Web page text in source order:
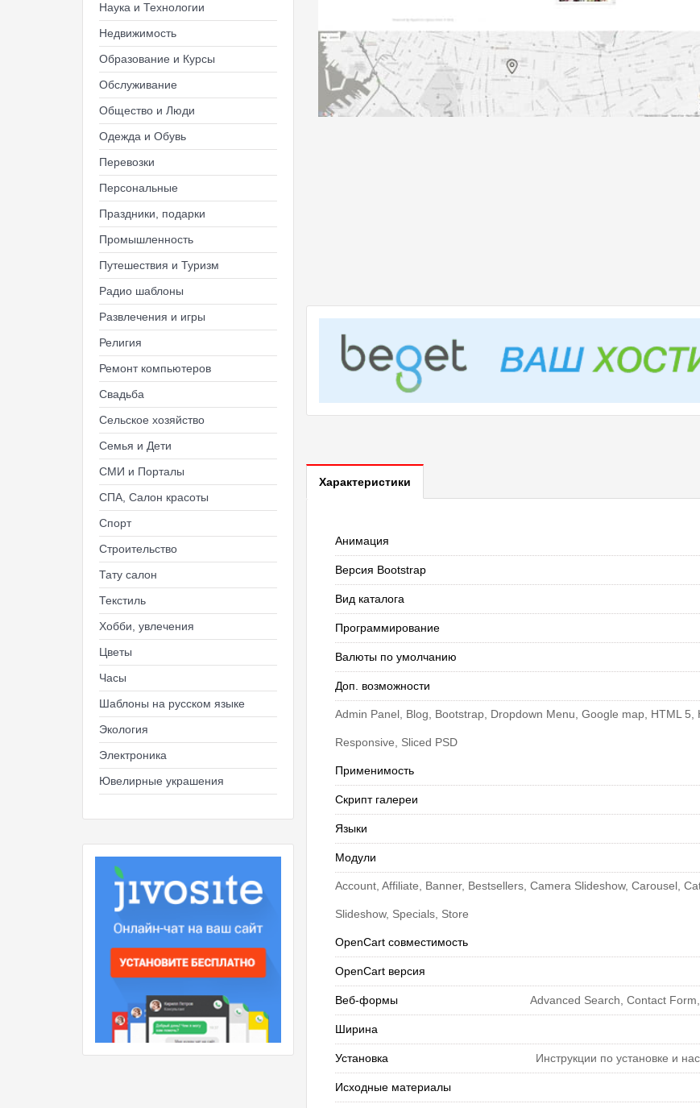
Наука и Технологии
Недвижимость
Образование и Курсы
Обслуживание
Общество и Люди
Одежда и Обувь
Перевозки
Персональные
Праздники, подарки
Промышленность
Путешествия и Туризм
Радио шаблоны
Развлечения и игры
Религия
Ремонт компьютеров
Свадьба
Сельское хозяйство
Семья и Дети
СМИ и Порталы
СПА, Салон красоты
Спорт
Строительство
Тату салон
Текстиль
Хобби, увлечения
Цветы
Часы
Шаблоны на русском языке
Экология
Электроника
Ювелирные украшения
Характеристики
Анимация
Версия Bootstrap
Вид каталога
Программирование
Валюты по умолчанию
Доп. возможности
Admin Panel, Blog, Bootstrap, Dropdown Menu, Google map, HTML
Responsive, Sliced PSD
Применимость
Скрипт галереи
Языки
Модули
Account, Affiliate, Banner, Bestsellers, Camera Slideshow, Carousel,
Slideshow, Specials, Store
OpenCart совместимость
OpenCart версия
Веб-формы Advanced Search, Contact
Ширина
Установка Инструкции по установке и
Исходные материалы